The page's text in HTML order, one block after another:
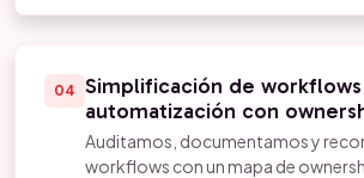
04 Simplificación de
automatización con
Auditamos, documentamos y
workflows con un mapa de